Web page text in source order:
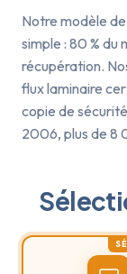
Notre modèle
simple : 80 % du
récupération.
flux laminaire
copie de
2006, plus de 8